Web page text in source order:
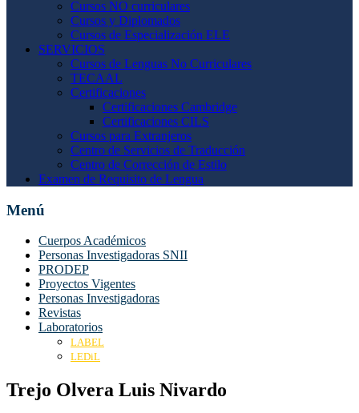
Cursos NO curriculares
Cursos y Diplomados
Cursos de Especialización ELE
SERVICIOS
Cursos de Lenguas No Curriculares
TECAAL
Certificaciones
Certificaciones Cambridge
Certificaciones CILS
Cursos para Extranjeros
Centro de Servicios de Traducción
Centro de Corrección de Estilo
Examen de Requisito de Lengua
Menú
Cuerpos Académicos
Personas Investigadoras SNII
PRODEP
Proyectos Vigentes
Personas Investigadoras
Revistas
Laboratorios
LABEL
LEDiL
Trejo Olvera Luis Nivardo